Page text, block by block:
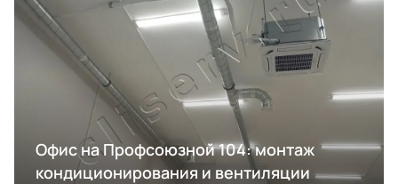
Офис на Профсоюзной 104: монтаж
кондиционирования и вентиляции